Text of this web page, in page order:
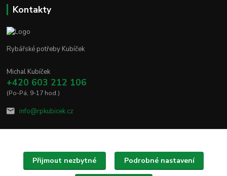
Kontakty
Rybářské potřeby Kubíček
Michal Kubíček
+420 603 212 106
(Po-Pá, 9-17 hod.)
info@rpkubicek.cz
Upravit sběr cookies.
Přijmout nezbytné Podrobné nastavení